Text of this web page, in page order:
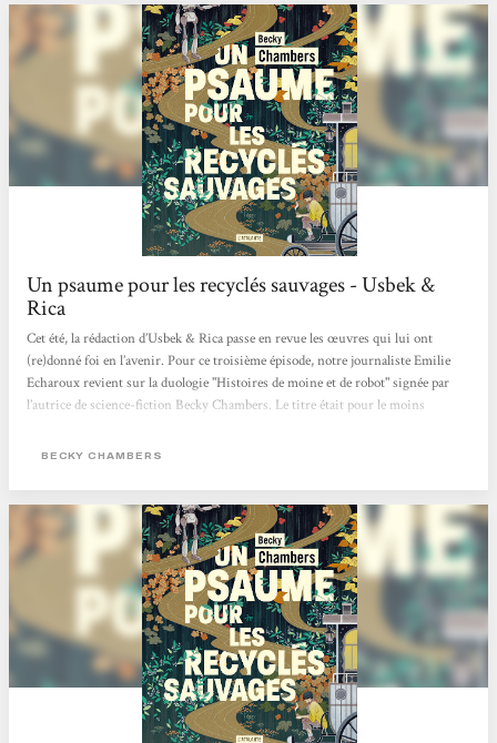
Un psaume pour les recyclés sauvages - Usbek &
Rica
Cet été, la rédaction d’Usbek & Rica passe en revue les œuvres qui lui ont
(re)donné foi en l’avenir. Pour ce troisième épisode, notre journaliste Emilie
Echaroux revient sur la duologie "Histoires de moine et de robot" signée par
l’autrice de science-fiction Becky Chambers. Le titre était pour le moins
bouquins en attente d’être feuilletés, Un psaume pour les recyclés sauvages
rédaction...
BECKY CHAMBERS